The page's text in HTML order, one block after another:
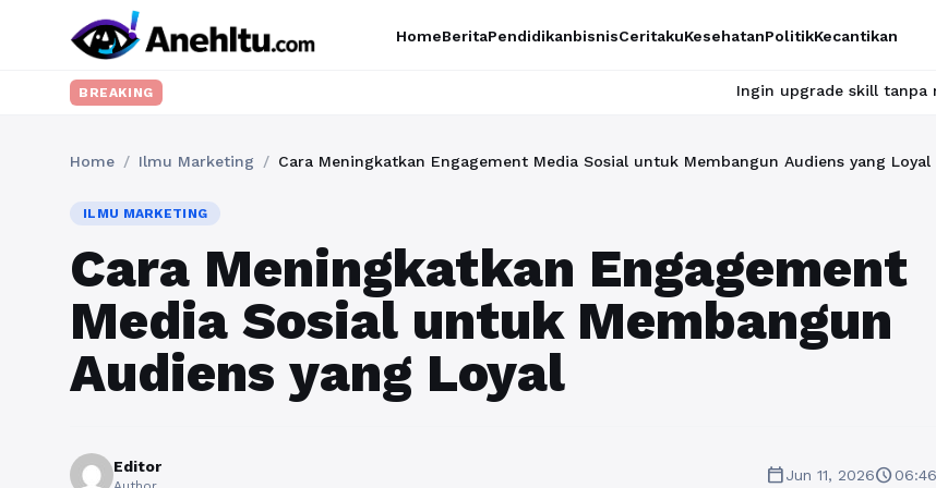
HomeBeritaPendidikanbisnisCeritakuKesehatanPolitikKecantikan
BREAKING Ingin upgrade skill tanpa ribet? Temukan
Home / Ilmu Marketing / Cara Meningkatkan Engagement Media Sosial untuk Membangun Audiens yang Loyal
ILMU MARKETING
Cara Meningkatkan Engagement
Media Sosial untuk Membangun
Audiens yang Loyal
Editor calendar_todayJun 11, 2026schedule06:46